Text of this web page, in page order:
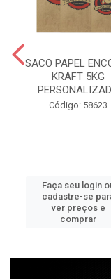
SACO PAPEL
KRAFT 5KG
Código: 58623
Faça seu login
cadastre-se
ver preços e
comprar